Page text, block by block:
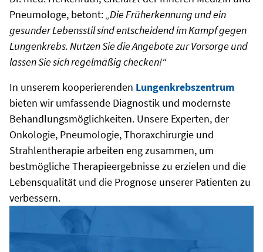
Pneumologe, betont:„Die Früherkennung und ein
gesunder Lebensstil sind entscheidend im Kampf gegen
Lungenkrebs. Nutzen Sie die Angebote zur Vorsorge und
lassen Sie sich regelmäßig checken!“
In unserem kooperierenden Lungenkrebszentrum
bieten wir umfassende Diagnostik und modernste
Behandlungsmöglichkeiten. Unsere Experten, der
Onkologie, Pneumologie, Thoraxchirurgie und
Strahlentherapie arbeiten eng zusammen, um
bestmögliche Therapieergebnisse zu erzielen und die
Lebensqualität und die Prognose unserer Patienten zu
verbessern.